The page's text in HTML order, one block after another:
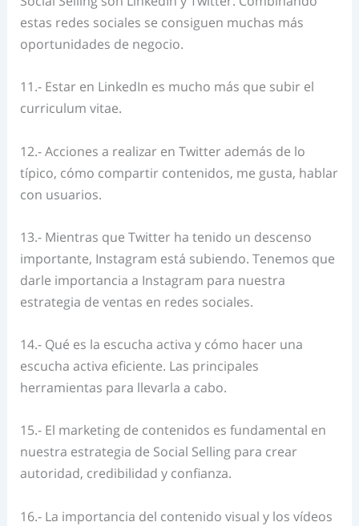
estas redes sociales se consiguen muchas más
oportunidades de negocio.
11.- Estar en LinkedIn es mucho más que subir el
curriculum vitae.
12.- Acciones a realizar en Twitter además de lo
típico, cómo compartir contenidos, me gusta, hablar
con usuarios.
13.- Mientras que Twitter ha tenido un descenso
importante, Instagram está subiendo. Tenemos que
darle importancia a Instagram para nuestra
estrategia de ventas en redes sociales.
14.- Qué es la escucha activa y cómo hacer una
escucha activa eficiente. Las principales
herramientas para llevarla a cabo.
15.- El marketing de contenidos es fundamental en
nuestra estrategia de Social Selling para crear
autoridad, credibilidad y confianza.
16.- La importancia del contenido visual y los vídeos